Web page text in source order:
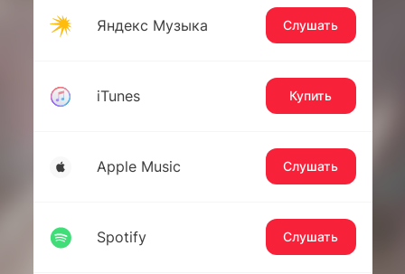
Яндекс Музыка Слушать
iTunes Купить
Apple Music Слушать
Spotify Слушать